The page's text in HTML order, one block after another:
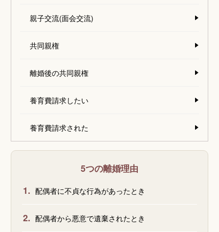
親子交流(面会交流)
共同親権
離婚後の共同親権
養育費請求したい
養育費請求された
5つの離婚理由
1. 配偶者に不貞な行為があったとき
2. 配偶者から悪意で遺棄されたとき